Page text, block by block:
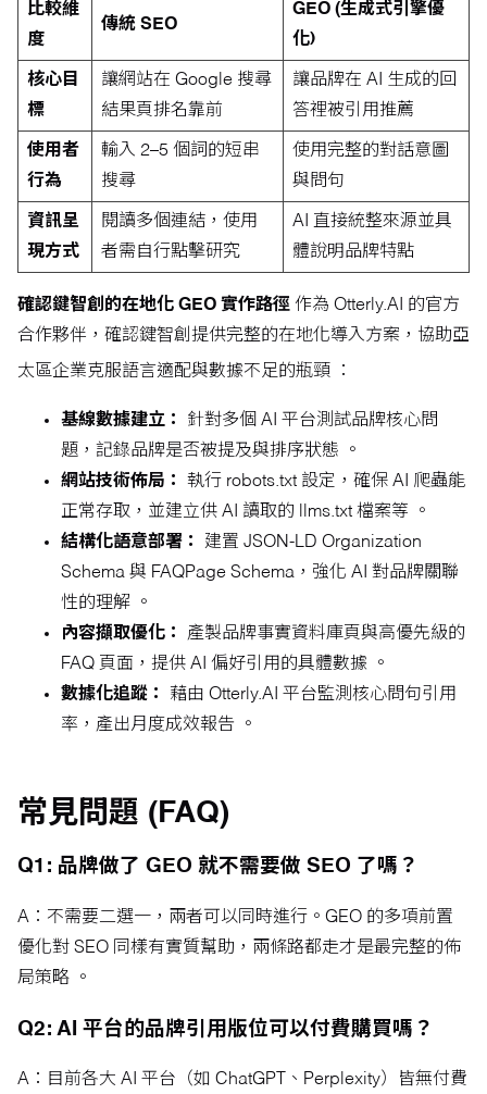
比較維
度
傳統 SEO
GEO (生成式引擎優
化)
核心目
標
讓網站在 Google 搜尋
結果頁排名靠前
讓品牌在 AI 生成的回
答裡被引用推薦
使用者
行為
輸入 2–5 個詞的短串
搜尋
使用完整的對話意圖
與問句
資訊呈
現方式
閱讀多個連結，使用
者需自行點擊研究
AI 直接統整來源並具
體說明品牌特點
確認鍵智創的在地化 GEO 實作路徑 作為 Otterly.AI 的官方
合作夥伴，確認鍵智創提供完整的在地化導入方案，協助亞
太區企業克服語言適配與數據不足的瓶頸 ：
基線數據建立：
針對多個 AI 平台測試品牌核心問
題，記錄品牌是否被提及與排序狀態 。
網站技術佈局：
執行 robots.txt 設定，確保 AI 爬蟲能
正常存取，並建立供 AI 讀取的 llms.txt 檔案等 。
結構化語意部署：
建置 JSON-LD Organization
Schema 與 FAQPage Schema，強化 AI 對品牌關聯
性的理解 。
內容擷取優化：
產製品牌事實資料庫頁與高優先級的
FAQ 頁面，提供 AI 偏好引用的具體數據 。
數據化追蹤：
藉由 Otterly.AI 平台監測核心問句引用
率，產出月度成效報告 。
常見問題 (FAQ)
Q1: 品牌做了 GEO 就不需要做 SEO 了嗎？
A：不需要二選一，兩者可以同時進行。GEO 的多項前置
優化對 SEO 同樣有實質幫助，兩條路都走才是最完整的佈
局策略 。
Q2: AI 平台的品牌引用版位可以付費購買嗎？
A：目前各大 AI 平台（如 ChatGPT、Perplexity）皆無付費